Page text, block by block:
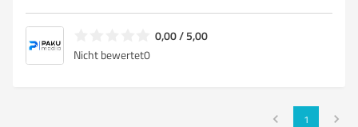
0,00 / 5,00
Nicht bewertet0
1